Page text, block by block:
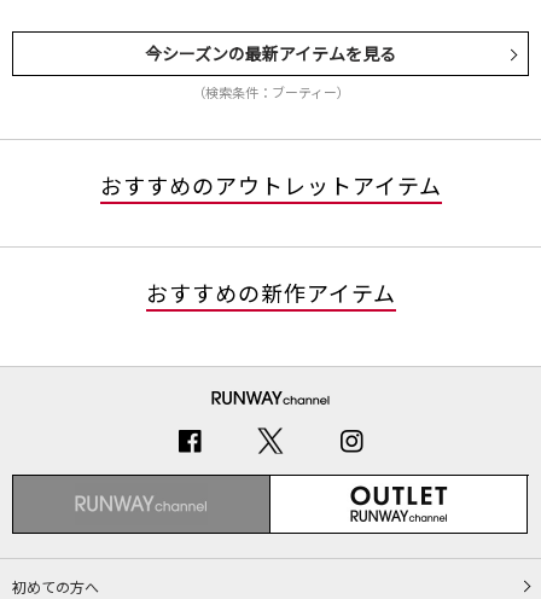
今シーズンの最新アイテムを見る
（検索条件：ブーティー）
おすすめのアウトレットアイテム
おすすめの新作アイテム
初めての方へ